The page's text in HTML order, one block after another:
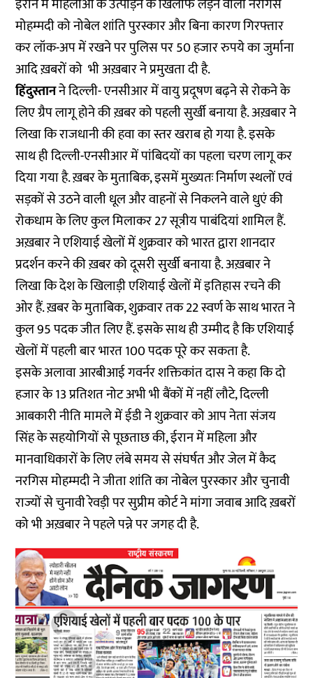
ईरान में महिलाओं के उत्पीड़न के खिलाफ लड़ने वाली नरगिस
मोहम्मदी को नोबेल शांति पुरस्कार और बिना कारण गिरफ्तार
कर लॉक-अप में रखने पर पुलिस पर 50 हजार रुपये का जुर्माना
आदि ख़बरों को भी अख़बार ने प्रमुखता दी है.
हिंदुस्तानने दिल्ली- एनसीआर में वायु प्रदूषण बढ़ने से रोकने के
लिए ग्रैप लागू होने की ख़बर को पहली सुर्खी बनाया है. अख़बार ने
लिखा कि राजधानी की हवा का स्तर खराब हो गया है. इसके
साथ ही दिल्ली-एनसीआर में पांबिदयों का पहला चरण लागू कर
दिया गया है. ख़बर के मुताबिक, इसमें मुख्यतः निर्माण स्थलों एवं
सड़कों से उठने वाली धूल और वाहनों से निकलने वाले धुएं की
रोकधाम के लिए कुल मिलाकर 27 सूत्रीय पाबंदियां शामिल हैं.
अख़बार ने एशियाई खेलों में शुक्रवार को भारत द्वारा शानदार
प्रदर्शन करने की ख़बर को दूसरी सुर्खी बनाया है. अख़बार ने
लिखा कि देश के खिलाड़ी एशियाई खेलों में इतिहास रचने की
ओर हैं. ख़बर के मुताबिक, शुक्रवार तक 22 स्वर्ण के साथ भारत ने
कुल 95 पदक जीत लिए हैं. इसके साथ ही उम्मीद है कि एशियाई
खेलों में पहली बार भारत 100 पदक पूरे कर सकता है.
इसके अलावा आरबीआई गवर्नर शक्तिकांत दास ने कहा कि दो
हजार के 13 प्रतिशत नोट अभी भी बैंकों में नहीं लौटे, दिल्ली
आबकारी नीति मामले में ईडी ने शुक्रवार को आप नेता संजय
सिंह के सहयोगियों से पूछताछ की, ईरान में महिला और
मानवाधिकारों के लिए लंबे समय से संघर्षत और जेल में कैद
नरगिस मोहम्मदी ने जीता शांति का नोबेल पुरस्कार और चुनावी
राज्यों से चुनावी रेवड़ी पर सुप्रीम कोर्ट ने मांगा जवाब आदि ख़बरों
को भी अख़बार ने पहले पन्ने पर जगह दी है.